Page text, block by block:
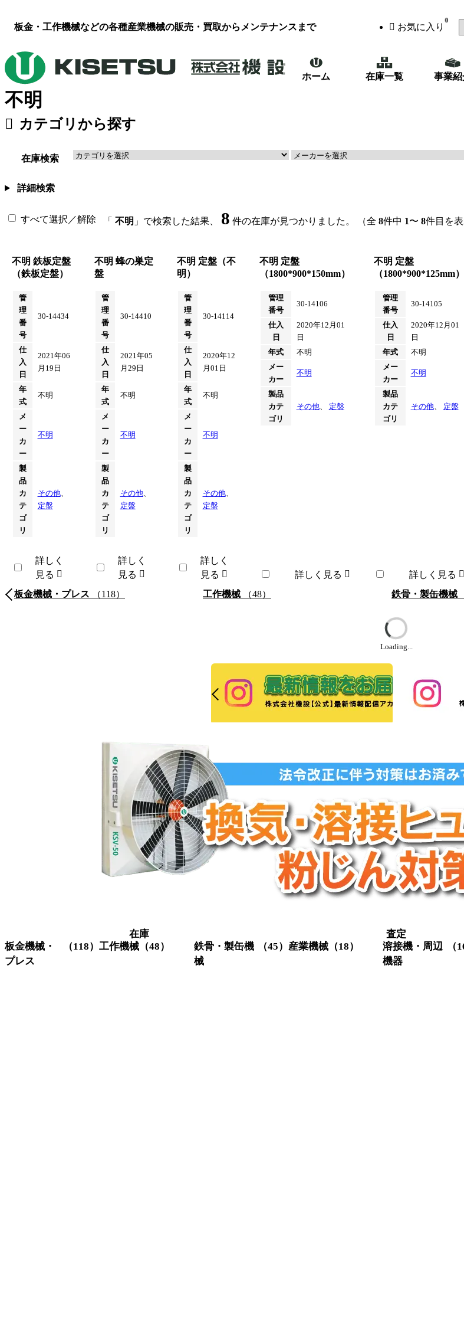
板金・工作機械などの各種産業機械の販売・買取からメンテナンスまで お気に入り
0
ホーム 在庫一覧 事業紹
不明
カテゴリから探す
板金機械・プレス
溶接機・周辺機器
在庫検索
詳細検索
すべて選択／解除 「 不明 」で検索した結果、 8 件の在庫が見つかりました。 （全 8件中 1〜 8件目を表
不明 鉄板定盤
（鉄板定盤）
管
理
番
号
30-14434
仕
入
日
2021年06
月19日
年
式
不明
メ
ー
カ
ー
不明
製
品
カ
テ
ゴ
リ
その他、
定盤
詳しく
見る
不明 蜂の巣定
盤
管
理
番
号
30-14410
仕
入
日
2021年05
月29日
年
式
不明
メ
ー
カ
ー
不明
製
品
カ
テ
ゴ
リ
その他、
定盤
詳しく
見る
不明 定盤（不
明）
管
理
番
号
30-14114
仕
入
日
2020年12
月01日
年
式
不明
メ
ー
カ
ー
不明
製
品
カ
テ
ゴ
リ
その他、
定盤
詳しく
見る
不明 定盤
（1800*900*150mm）
管理
番号
30-14106
仕入
日
2020年12月01
日
年式
不明
メー
カー
不明
製品
カテ
ゴリ
その他、 定盤
詳しく見る
不明 定盤
（1800*900*125mm）
管理
番号
30-14105
仕入
日
2020年12月01
日
年式
不明
メー
カー
不明
製品
カテ
ゴリ
その他、 定盤
詳しく見る
板金機械・プレス
（118） 工作機械 （48） 鉄骨・製缶機械
Loading...
在庫 査定
板金機械・
プレス
（118）工作機械 （48）
鉄骨・製缶機
械
（45） 産業機械（18）
溶接機・周辺
機器
（